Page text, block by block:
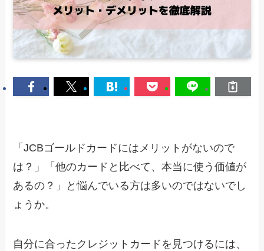
「JCBゴールドカードにはメリットがないので
は？」「他のカードと比べて、本当に使う価値が
あるの？」と悩んでいる方は多いのではないでし
ょうか。
自分に合ったクレジットカードを見つけるには、